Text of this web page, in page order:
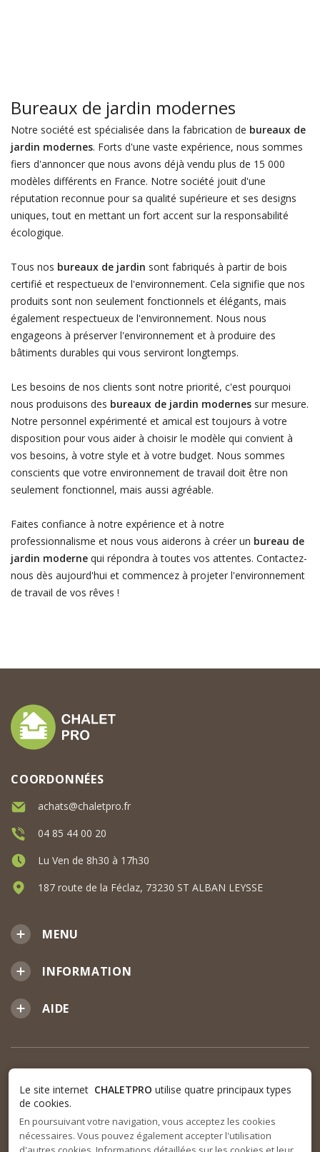
Bureaux de jardin modernes
Notre société est spécialisée dans la fabrication de bureaux de
jardin modernes. Forts d'une vaste expérience, nous sommes
fiers d'annoncer que nous avons déjà vendu plus de 15 000
modèles différents en France. Notre société jouit d'une
réputation reconnue pour sa qualité supérieure et ses designs
uniques, tout en mettant un fort accent sur la responsabilité
écologique.
Tous nos bureaux de jardin sont fabriqués à partir de bois
certifié et respectueux de l'environnement. Cela signifie que nos
produits sont non seulement fonctionnels et élégants, mais
également respectueux de l'environnement. Nous nous
engageons à préserver l'environnement et à produire des
bâtiments durables qui vous serviront longtemps.
Les besoins de nos clients sont notre priorité, c'est pourquoi
nous produisons des bureaux de jardin modernessur mesure.
Notre personnel expérimenté et amical est toujours à votre
disposition pour vous aider à choisir le modèle qui convient à
vos besoins, à votre style et à votre budget. Nous sommes
conscients que votre environnement de travail doit être non
seulement fonctionnel, mais aussi agréable.
Faites confiance à notre expérience et à notre
professionnalisme et nous vous aiderons à créer un bureau de
jardin modernequi répondra à toutes vos attentes. Contactez-
nous dès aujourd'hui et commencez à projeter l'environnement
de travail de vos rêves !
MENU
INFORMATION
AIDE
COORDONNÉES
achats@chaletpro.fr
04 85 44 00 20
Lu Ven de 8h30 à 17h30
187 route de la Féclaz, 73230 ST ALBAN LEYSSE
Le site internet CHALETPRO utilise quatre principaux types
de cookies.
En poursuivant votre navigation, vous acceptez les cookies
nécessaires. Vous pouvez également accepter l'utilisation